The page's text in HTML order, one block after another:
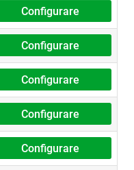
Configurare
Configurare
Configurare
Configurare
Configurare